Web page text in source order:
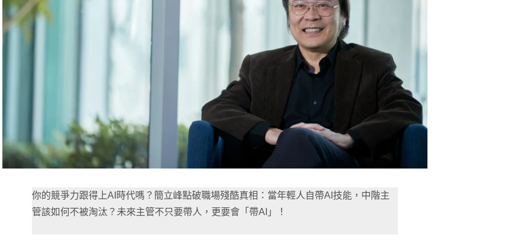
你的競爭力跟得上AI時代嗎？簡立峰點破職場殘酷真相：當年輕人自帶AI技能，中階主
管該如何不被淘汰？未來主管不只要帶人，更要會「帶AI」！